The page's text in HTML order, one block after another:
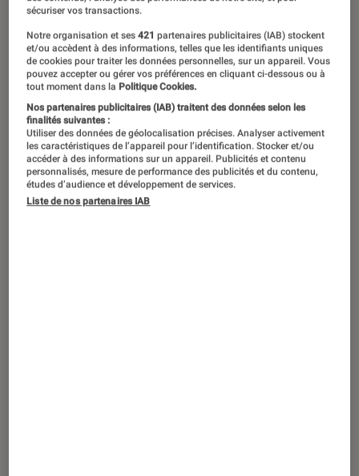
Quel écran PC externe choisir pour
travailler confortablement dans sa
DÉCRYPTAGE
Informatique • 16 juil. 2026
sécuriser vos transactions.
Notre organisation et ses421 partenaires publicitaires (IAB) stockent
et/ou accèdent à des informations, telles que les identifiants uniques
de cookies pour traiter les données personnelles, sur un appareil. Vous
pouvez accepter ou gérer vos préférences en cliquant ci-dessous ou à
tout moment dans la Politique Cookies.
Nos partenaires publicitaires (IAB) traitent des données selon les
finalités suivantes :
Utiliser des données de géolocalisation précises. Analyser activement
les caractéristiques de l’appareil pour l’identification. Stocker et/ou
accéder à des informations sur un appareil. Publicités et contenu
personnalisés, mesure de performance des publicités et du contenu,
études d’audience et développement de services.
Liste de nos partenaires IAB